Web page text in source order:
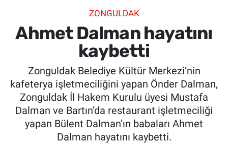
ZONGULDAK
Ahmet Dalman hayatını
kaybetti
Zonguldak Belediye Kültür Merkezi’nin
kafeterya işletmeciliğini yapan Önder Dalman,
Zonguldak İl Hakem Kurulu üyesi Mustafa
Dalman ve Bartın’da restaurant işletmeciliği
yapan Bülent Dalman’ın babaları Ahmet
Dalman hayatını kaybetti.
SAĞLIK